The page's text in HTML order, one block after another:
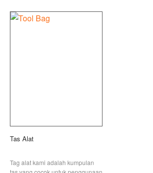
Tas Alat
Tag alat kami adalah kumpulan